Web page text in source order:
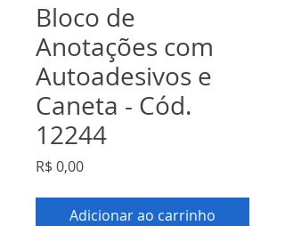
Bloco de
Anotações com
Autoadesivos e
Caneta - Cód.
12244
R$ 0,00Preço
Adicionar ao carrinho